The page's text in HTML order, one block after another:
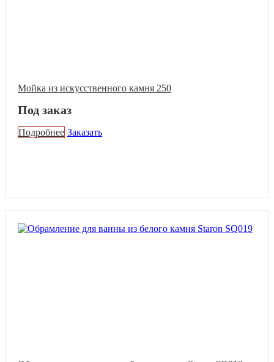
Мойка из искусственного камня 250
Под заказ
Подробнее Заказать